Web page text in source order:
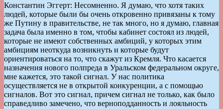
Константин Эггерт: Несомненно. Я думаю, что хотя таких
людей, которые были бы очень откровенно привязаны к тому
же Путину в правительстве, не так много, но я думаю, главная
задача была именно в том, чтобы кабинет состоял из людей,
которые не имеют собственных амбиций, у которых этим
амбициям неоткуда возникнуть и которые будут
ориентироваться на то, что скажут из Кремля. Что касается
назначения нового полпреда в Уральском федеральном округе,
мне кажется, это такой сигнал. У нас политика
осуществляется не в открытой конкуренции, а с помощью
сигналов. Вот это сигнал, причем сигнал не только, как было
справедливо замечено, что верноподданность и лояльность